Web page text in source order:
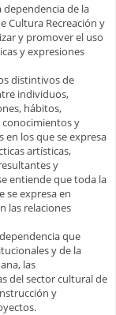
dependencia de la
Cultura Recreación y
y promover el uso
y expresiones
distintivos de
individuos,
hábitos,
conocimientos y
en los que se expresa
artísticas,
y
entiende que toda la
se expresa en
las relaciones
que
y de la
las
del sector cultural de
y